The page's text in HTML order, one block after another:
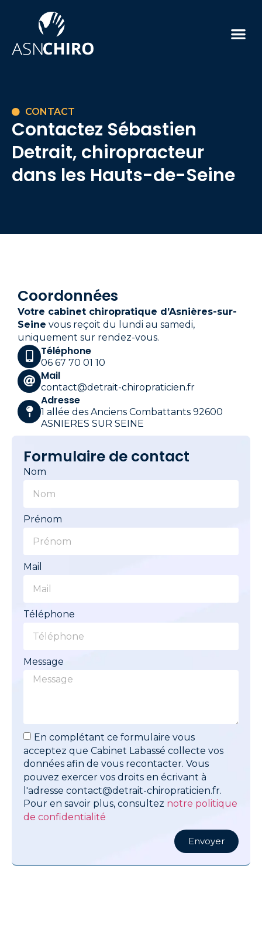
CONTACT
Contactez Sébastien
Detrait, chiropracteur
dans les Hauts-de-Seine
Coordonnées
Votre cabinet chiropratique d’Asnières-sur-
Seine vous reçoit du lundi au samedi,
uniquement sur rendez-vous.
Téléphone
06 67 70 01 10
Mail
contact@detrait-chiropraticien.fr
Adresse
1 allée des Anciens Combattants 92600
ASNIERES SUR SEINE
Formulaire de contact
Nom
Prénom
Mail
Téléphone
Message
En complétant ce formulaire vous
acceptez que Cabinet Labassé collecte vos
données afin de vous recontacter. Vous
pouvez exercer vos droits en écrivant à
l'adresse contact@detrait-chiropraticien.fr.
Pour en savoir plus, consultez notre politique
de confidentialité
Envoyer